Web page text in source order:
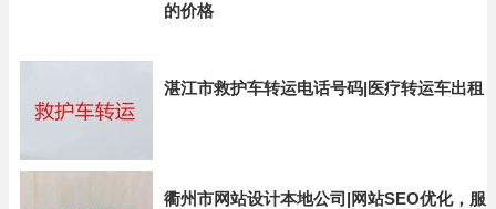
的价格
湛江市救护车转运电话号码|医疗转运车出租
衢州市网站设计本地公司|网站SEO优化，服